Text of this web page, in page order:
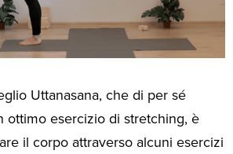
Uttanasana, che di per sé
ottimo esercizio di stretching, è
il corpo attraverso alcuni esercizi